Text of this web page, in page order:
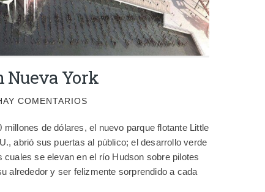
Nueva York
COMENTARIOS
de dólares, el nuevo parque flotante Little
abrió sus puertas al público; el desarrollo verde
se elevan en el río Hudson sobre pilotes
alrededor y ser felizmente sorprendido a cada